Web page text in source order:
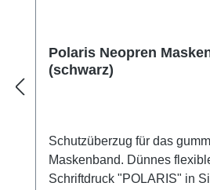
Polaris Neopren
(schwarz)
Schutzüberzug für das
Maskenband. Dünnes
Schriftdruck "POLARIS" in